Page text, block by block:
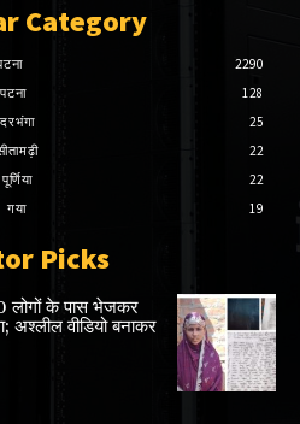
Category
2290
पटना
128
दरभंगा
25
22
पूर्णिया
22
गया
19
Picks
लोगों के पास भेजकर
अश्लील वीडियो बनाकर